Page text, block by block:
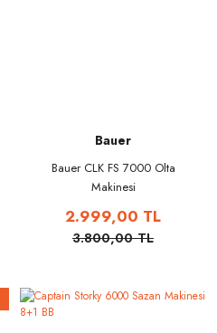
Bauer
Bauer CLK FS 7000 Olta
Makinesi
2.999,00 TL
3.800,00 TL